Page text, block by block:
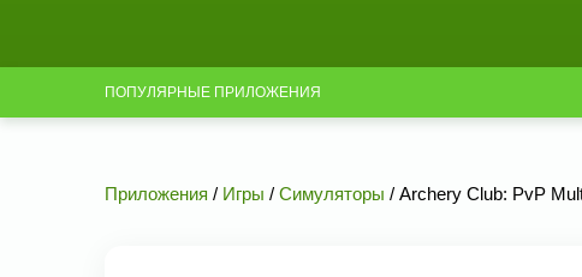
ПОПУЛЯРНЫЕ ПРИЛОЖЕНИЯ
Приложения / Игры / Симуляторы / Archery Club: PvP